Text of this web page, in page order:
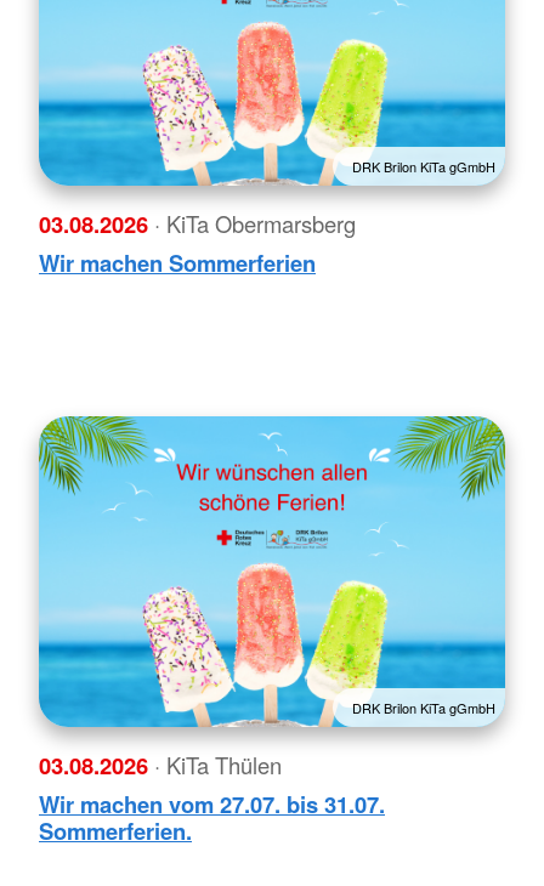
DRK Brilon KiTa gGmbH
03.08.2026 · KiTa Obermarsberg
Wir machen Sommerferien
DRK Brilon KiTa gGmbH
03.08.2026 · KiTa Thülen
Wir machen vom 27.07. bis 31.07.
Sommerferien.